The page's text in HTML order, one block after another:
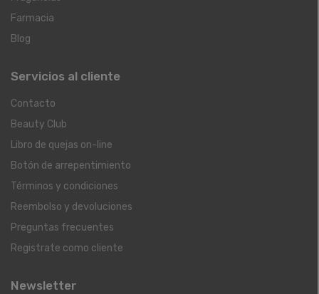
Farmacia
Blog
Servicios al cliente
Contacto
Beauty Club
Libro de quejas on-line
Botón de arrepentimiento
Términos y condiciones
Reembolso y devoluciones
Preguntas frecuentes
Registrate como cliente
Newsletter